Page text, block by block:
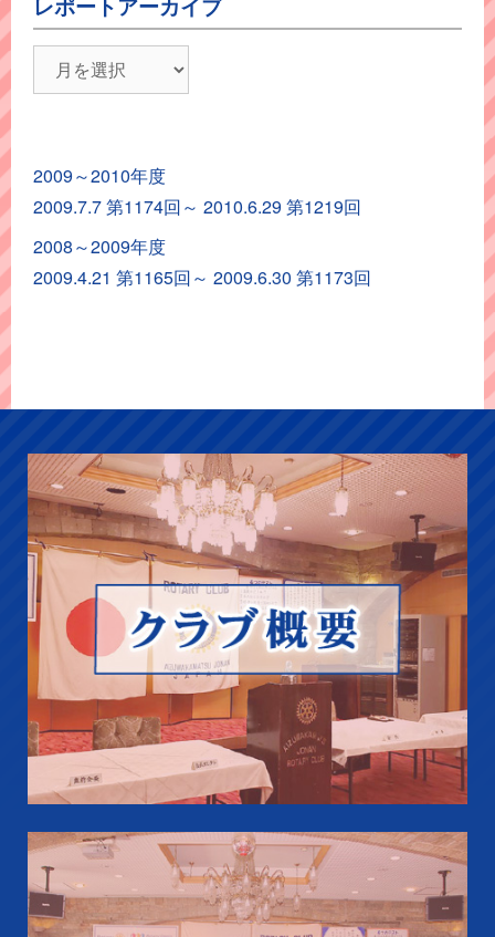
ポ
ア
ー
カ
イ
2009～2010年度
2009.7.7 第1174回～ 2010.6.29 第1219回
2008～2009年度
2009.4.21 第1165回～ 2009.6.30 第1173回